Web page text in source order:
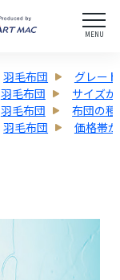
MENU
羽毛布団
グレー
羽毛布団
サイズ
羽毛布団
布団の
羽毛布団 価格帯